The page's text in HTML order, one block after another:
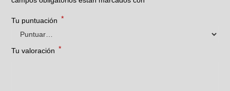
Tu puntuación *
Tu valoración *